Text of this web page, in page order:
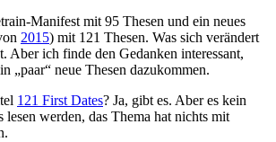
Manifest mit 95 Thesen und ein neues
2015) mit 121 Thesen. Was sich verändert
Aber ich finde den Gedanken interessant,
„paar“ neue Thesen dazukommen.
121 First Dates? Ja, gibt es. Aber es kein
lesen werden, das Thema hat nichts mit